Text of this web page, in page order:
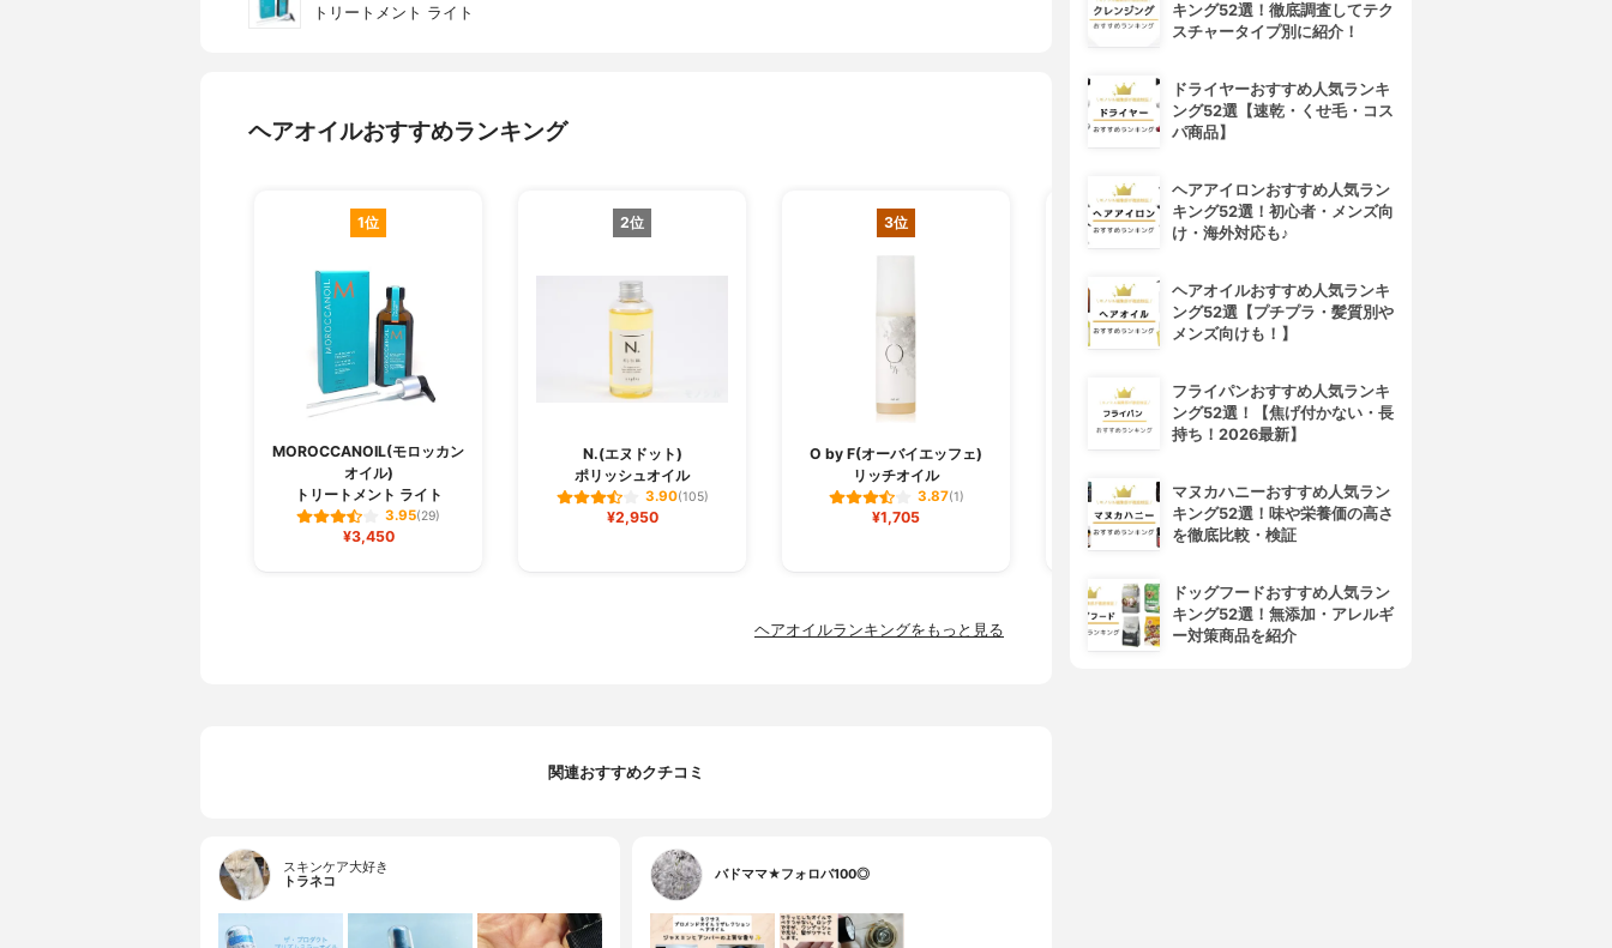
トリートメント ライト
ヘアオイルおすすめランキング
1位
MOROCCANOIL(モロッカン
オイル)
トリートメント ライト
3.95(29)
¥3,450
2位
N.(エヌドット)
ポリッシュオイル
3.90(105)
¥2,950
3位
O by F(オーバイエッフェ)
リッチオイル
3.87(1)
¥1,705
4位
3.85(1)
¥1,980
ヘアオイルランキングをもっと見る
関連おすすめクチコミ
スキンケア大好き
トラネコ
バドママ★フォロバ100◎
キング52選！徹底調査してテク
スチャータイプ別に紹介！
ドライヤーおすすめ人気ランキ
ング52選【速乾・くせ毛・コス
パ商品】
ヘアアイロンおすすめ人気ラン
キング52選！初心者・メンズ向
け・海外対応も♪
ヘアオイルおすすめ人気ランキ
ング52選【プチプラ・髪質別や
メンズ向けも！】
フライパンおすすめ人気ランキ
ング52選！【焦げ付かない・長
持ち！2026最新】
マヌカハニーおすすめ人気ラン
キング52選！味や栄養価の高さ
を徹底比較・検証
ドッグフードおすすめ人気ラン
キング52選！無添加・アレルギ
ー対策商品を紹介